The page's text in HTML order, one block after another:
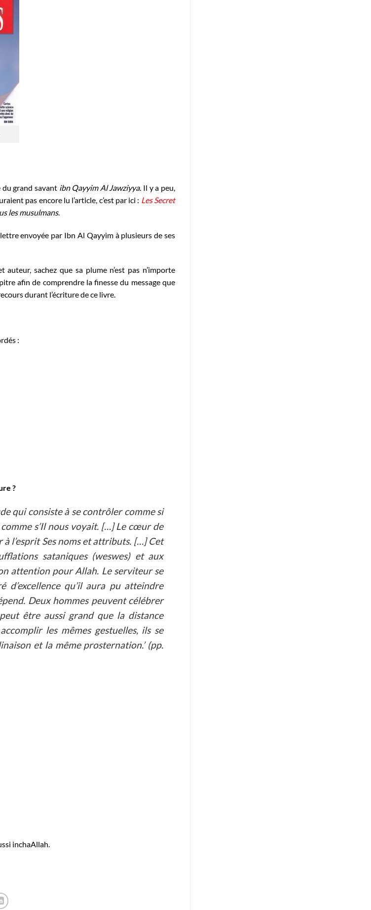
du grand savant ibn Qayyim Al Jawziyya. Il y a peu,
pas encore lu l’article, c’est par ici : Les Secret
les musulmans.
envoyée par Ibn Al Qayyim à plusieurs de ses
sachez que sa plume n’est pas n’importe
afin de comprendre la finesse du message que
durant l’écriture de ce livre.
:
?
qui consiste à se contrôler comme si
comme s’Il nous voyait. […] Le cœur de
l’esprit Ses noms et attributs. […] Cet
sataniques (weswes) et aux
attention pour Allah. Le serviteur se
qu’il aura pu atteindre
Deux hommes peuvent célébrer
être aussi grand que la distance
les mêmes gestuelles, ils se
et la même prosternation.’ (pp.
inchaAllah.